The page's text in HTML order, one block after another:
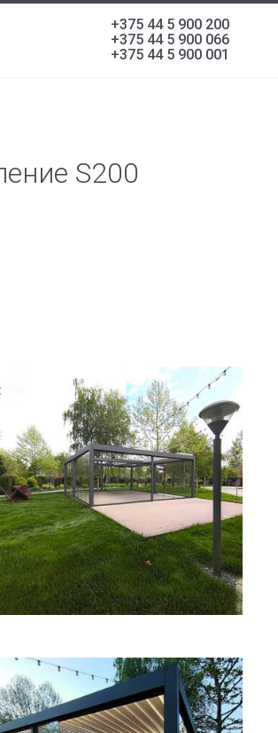
+375 44 5 900 200
+375 44 5 900 066
+375 44 5 900 001
S200